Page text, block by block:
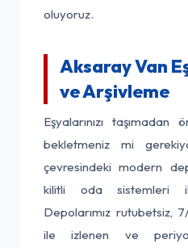
oluyoruz.
Aksaray Van
ve Arşivleme
Eşyalarınızı
bekletmeniz mi
çevresindeki modern
kilitli oda sistemleri
Depolarımız rutubetsiz,
ile izlenen ve